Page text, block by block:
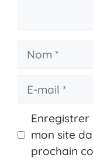
Nom
Enregistrer
mon site
prochain